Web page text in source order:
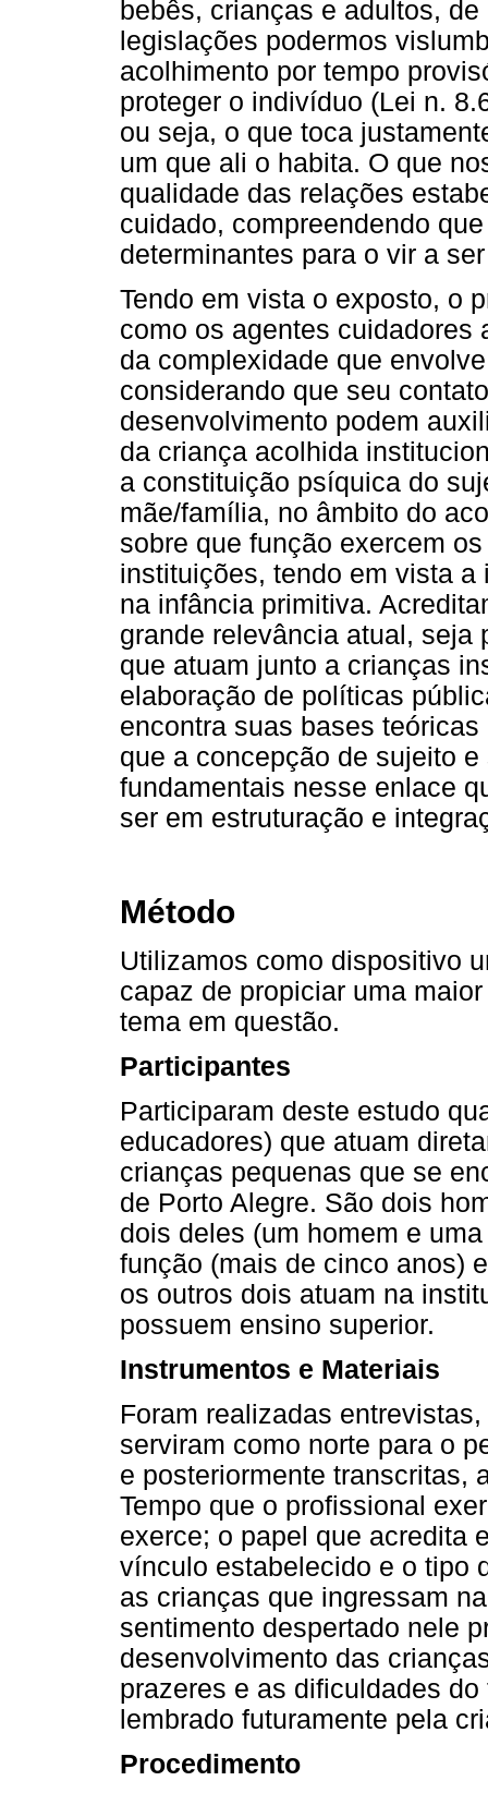
bebês, crianças e adultos,
legislações podermos
acolhimento por tempo
proteger o indivíduo (Lei n.
ou seja, o que toca
um que ali o habita. O que
qualidade das relações
cuidado, compreendendo
determinantes para o vir a
Tendo em vista o exposto, o
como os agentes cuidadores
da complexidade que
considerando que seu
desenvolvimento podem
da criança acolhida
a constituição psíquica do
mãe/família, no âmbito do
sobre que função exercem
instituições, tendo em vista
na infância primitiva.
grande relevância atual, seja
que atuam junto a crianças
elaboração de políticas
encontra suas bases
que a concepção de sujeito
fundamentais nesse enlace
ser em estruturação e
Método
Utilizamos como dispositivo
capaz de propiciar uma
tema em questão.
Participantes
Participaram deste estudo
educadores) que atuam
crianças pequenas que se
de Porto Alegre. São dois
dois deles (um homem e
função (mais de cinco anos)
os outros dois atuam na
possuem ensino superior.
Instrumentos e Materiais
Foram realizadas
serviram como norte para o
e posteriormente transcritas,
Tempo que o profissional
exerce; o papel que acredita
vínculo estabelecido e o tipo
as crianças que ingressam
sentimento despertado nele
desenvolvimento das
prazeres e as dificuldades
lembrado futuramente pela
Procedimento